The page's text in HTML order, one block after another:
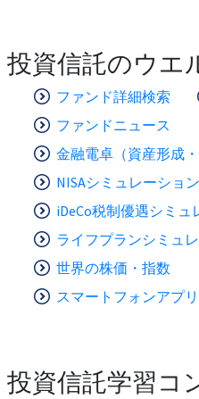
投資信託のウエ
ファンド詳細検索
ファンドニュース
金融電卓（資産形成
NISAシミュレーション
iDeCo税制優遇シミュ
ライフプランシミュ
世界の株価・指数
スマートフォンアプ
投資信託学習コ